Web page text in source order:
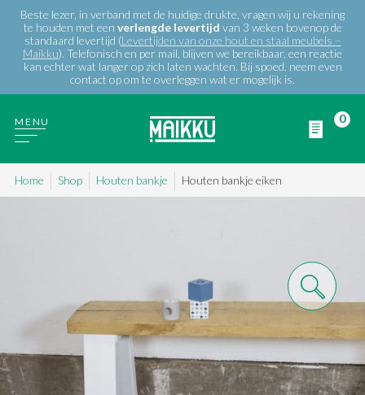
Beste lezer, in verband met de huidige drukte, vragen wij u rekening
te houden met een verlengde levertijd van 3 weken bovenop de
standaard levertijd (Levertijden van onze hout en staal meubels –
Maikku). Telefonisch en per mail, blijven we bereikbaar, een reactie
kan echter wat langer op zich laten wachten. Bij spoed, neem even
contact op om te overleggen wat er mogelijk is.
MENU 0
WIE ZIJN WIJ
PROJECTEN
BLOG
Home Shop Houten bankje Houten bankje eiken